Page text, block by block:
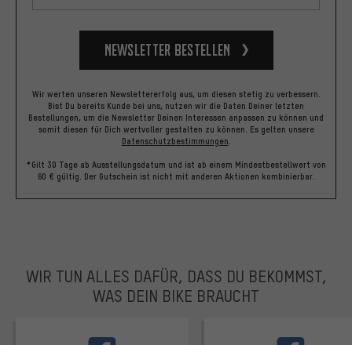
Newsletter bestellen
Wir werten unseren Newslettererfolg aus, um diesen stetig zu verbessern.
Bist Du bereits Kunde bei uns, nutzen wir die Daten Deiner letzten
Bestellungen, um die Newsletter Deinen Interessen anpassen zu können und
somit diesen für Dich wertvoller gestalten zu können. Es gelten unsere
Datenschutzbestimmungen
*Gilt 30 Tage ab Ausstellungsdatum und ist ab einem Mindestbestellwert von
60 € gültig. Der Gutschein ist nicht mit anderen Aktionen kombinierbar.
WIR TUN ALLES DAFÜR, DASS DU BEKOMMST,
WAS DEIN BIKE BRAUCHT